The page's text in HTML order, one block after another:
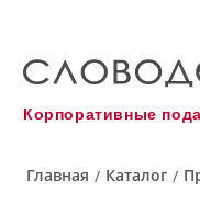
Корпоративные
Главная / Каталог /